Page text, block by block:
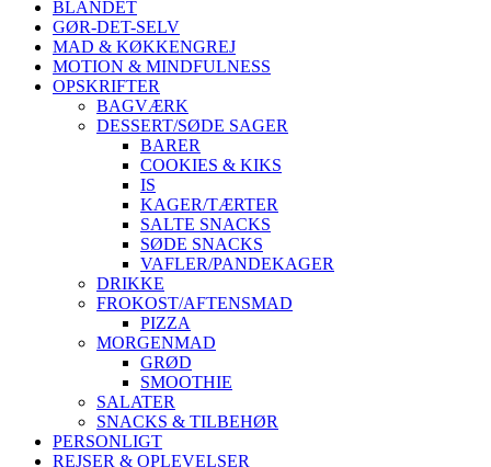
BLANDET
GØR-DET-SELV
MAD & KØKKENGREJ
MOTION & MINDFULNESS
OPSKRIFTER
BAGVÆRK
DESSERT/SØDE SAGER
BARER
COOKIES & KIKS
IS
KAGER/TÆRTER
SALTE SNACKS
SØDE SNACKS
VAFLER/PANDEKAGER
DRIKKE
FROKOST/AFTENSMAD
PIZZA
MORGENMAD
GRØD
SMOOTHIE
SALATER
SNACKS & TILBEHØR
PERSONLIGT
REJSER & OPLEVELSER